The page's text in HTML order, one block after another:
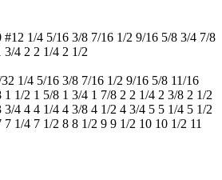
#12 1/4 5/16 3/8 7/16 1/2 9/16 5/8 3/4 7/8
3/4 2 2 1/4 2 1/2
1/4 5/16 3/8 7/16 1/2 9/16 5/8 11/16
1 1/2 1 5/8 1 3/4 1 7/8 2 2 1/4 2 3/8 2 1/2
3/4 4 4 1/4 4 3/8 4 1/2 4 3/4 5 5 1/4 5 1/2
7 1/4 7 1/2 8 8 1/2 9 9 1/2 10 10 1/2 11